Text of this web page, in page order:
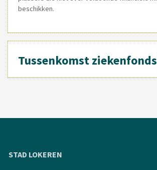
beschikken.
Tussenkomst
STAD LOKEREN